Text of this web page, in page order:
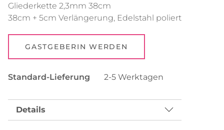
Gliederkette 2,3mm 38cm
38cm + 5cm Verlängerung, Edelstahl poliert
GASTGEBERIN WERDEN
Standard-Lieferung 2-5 Werktagen
Details